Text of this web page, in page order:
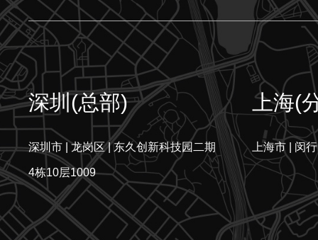
深圳(总部)
深圳市 | 龙岗区 | 东久创新科技园二期
4栋10层1009
上海(
上海市 | 闵